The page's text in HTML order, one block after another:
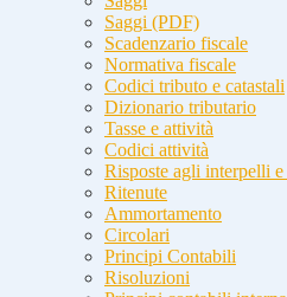
Saggi (PDF)
Scadenzario fiscale
Normativa fiscale
Codici tributo e catastali
Dizionario tributario
Tasse e attività
Codici attività
Risposte agli interpelli
Ritenute
Ammortamento
Circolari
Principi Contabili
Risoluzioni